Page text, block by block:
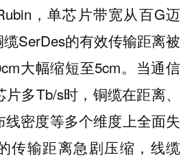
，单芯片带宽从百G迈
SerDes的有效传输距离被
大幅缩短至5cm。当通信
多Tb/s时，铜缆在距离、
线密度等多个维度上全面失
传输距离急剧压缩，线缆